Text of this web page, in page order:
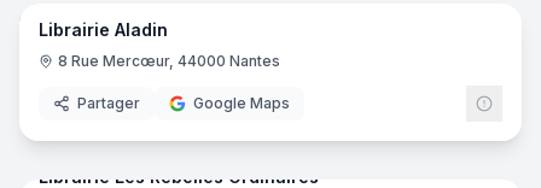
Librairie Aladin
8 Rue Mercœur, 44000 Nantes
Partager Google Maps
12
Librairie Les Rebelles Ordinaires